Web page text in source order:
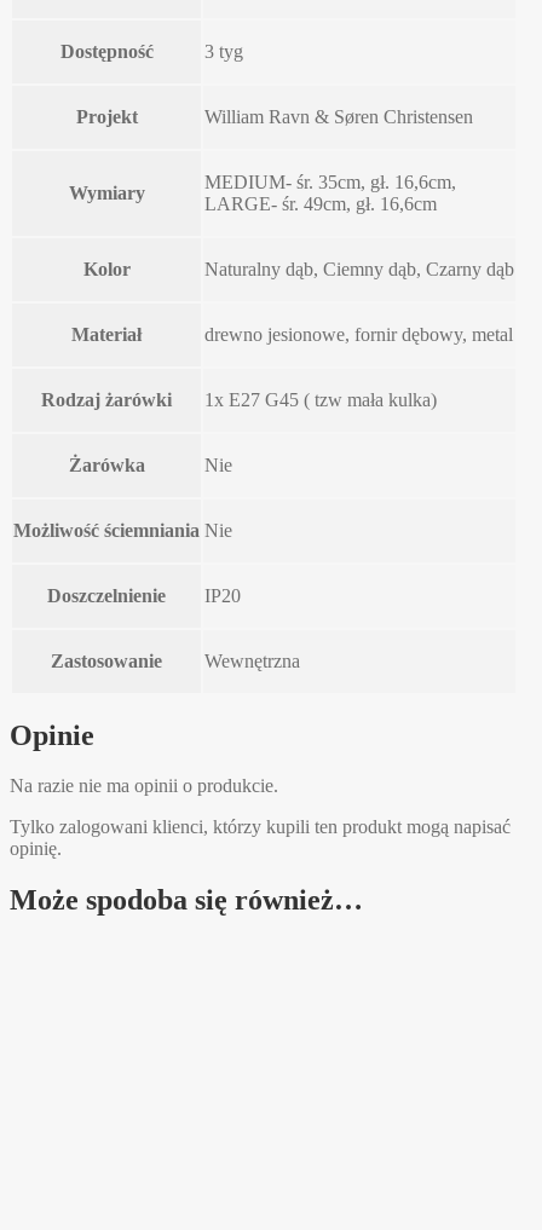
Dostępność 3 tyg
Projekt William Ravn & Søren Christensen
Wymiary
MEDIUM- śr. 35cm, gł. 16,6cm,
LARGE- śr. 49cm, gł. 16,6cm
Kolor Naturalny dąb, Ciemny dąb, Czarny dąb
Materiał drewno jesionowe, fornir dębowy, metal
Rodzaj żarówki 1x E27 G45 ( tzw mała kulka)
Żarówka Nie
Możliwość ściemniania Nie
Doszczelnienie IP20
Zastosowanie Wewnętrzna
Opinie
Na razie nie ma opinii o produkcie.
Tylko zalogowani klienci, którzy kupili ten produkt mogą napisać
opinię.
Może spodoba się również…